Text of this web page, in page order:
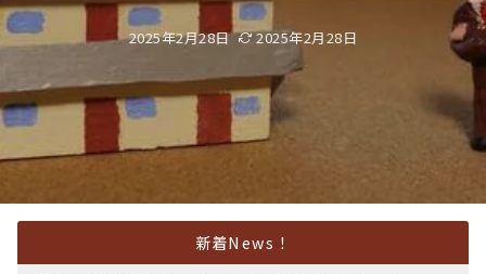
2025年2月28日 2025年2月28日
新着News！